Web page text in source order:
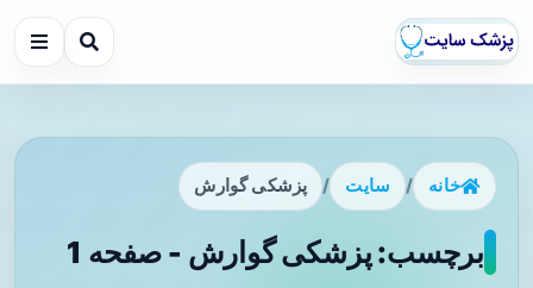
خانه / سایت / پزشکی گوارش
برچسب: پزشکی گوارش - صفحه 1